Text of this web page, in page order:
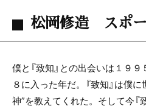
松岡修造 スポ
僕と『致知』との出会いは１９
８に入った年だ。『致知』は僕
神”を教えてくれた。そして今『